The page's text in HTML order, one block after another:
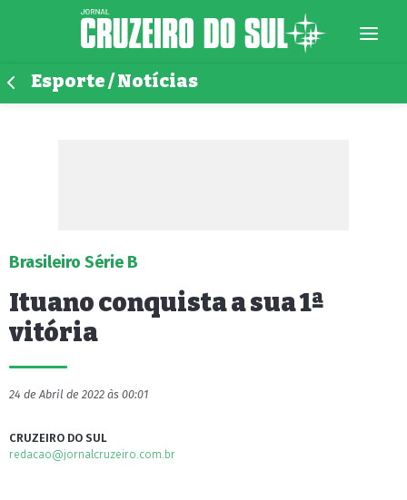
Esporte / Notícias
Brasileiro Série B
Ituano conquista a sua 1ª
vitória
24 de Abril de 2022 às 00:01
CRUZEIRO DO SUL
redacao@jornalcruzeiro.com.br